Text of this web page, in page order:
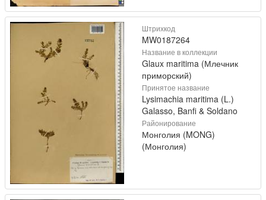
Штрихкод
MW0187264
Название в коллекции
Glaux maritima (Млечник
приморский)
Принятое название
Lysimachia maritima (L.)
Galasso, Banfi & Soldano
Районирование
Монголия (MONG)
(Монголия)